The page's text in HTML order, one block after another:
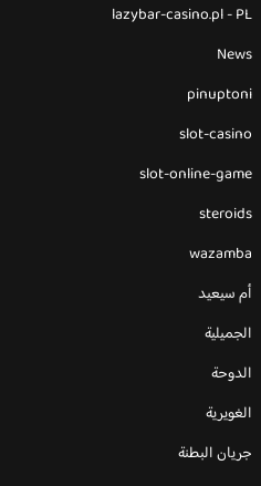
lazybar-casino.pl - PL
News
pinuptoni
slot-casino
slot-online-game
steroids
wazamba
أم سيعيد
الجميلية
الدوحة
الغويرية
جريان البطنة